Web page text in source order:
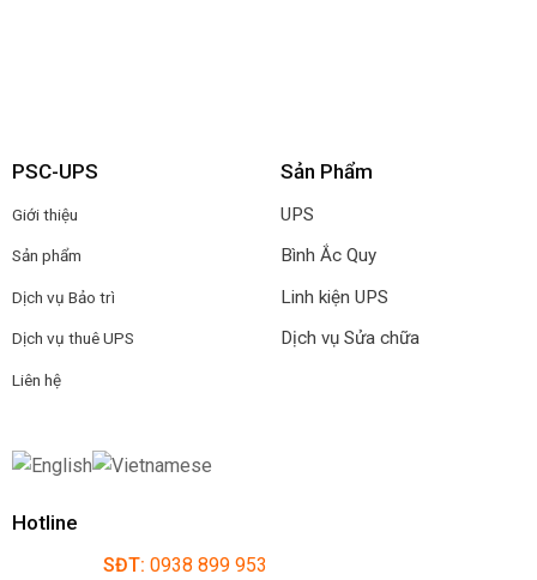
PSC-UPS
Giới thiệu
Sản phẩm
Dịch vụ Bảo trì
Dịch vụ thuê UPS
Liên hệ
Sản Phẩm
UPS
Bình Ắc Quy
Linh kiện UPS
Dịch vụ Sửa chữa
Hotline
SĐT: 0938 899 953